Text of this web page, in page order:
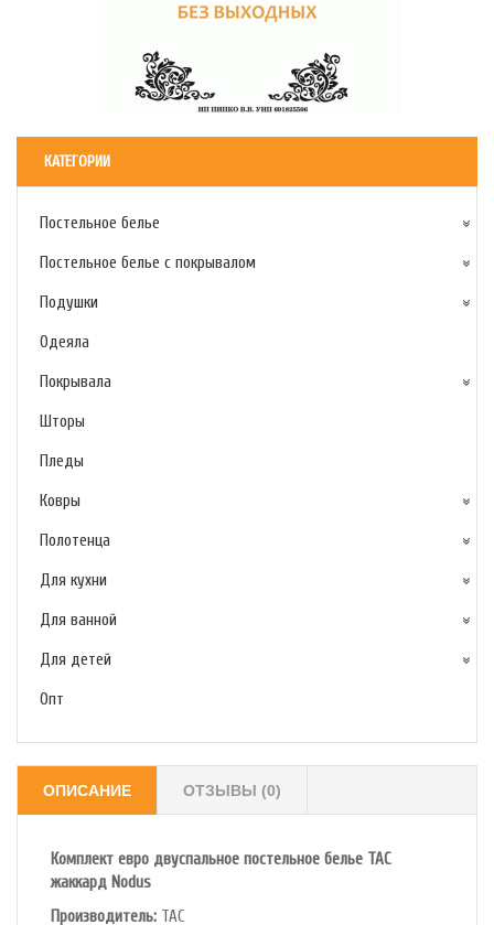
КАТЕГОРИИ
Постельное белье
Постельное белье с покрывалом
Подушки
Одеяла
Покрывала
Шторы
Пледы
Ковры
Полотенца
Для кухни
Для ванной
Для детей
Опт
ОПИСАНИЕ ОТЗЫВЫ (0)
Комплект евро двуспальное постельное белье TAC
жаккард Nodus
Производитель: TAC